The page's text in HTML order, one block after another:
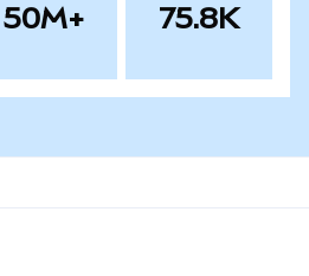
50M+ 75.8K